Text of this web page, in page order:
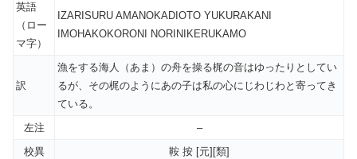
英語
（ロー
マ字）
IZARISURU AMANOKADIOTO YUKURAKANI
IMOHAKOKORONI NORINIKERUKAMO
訳
漁をする海人（あま）の舟を操る梶の音はゆったりとしてい
るが、その梶のようにあの子は私の心にじわじわと寄ってき
ている。
左注
–
校異
鞍 按 [元][類]